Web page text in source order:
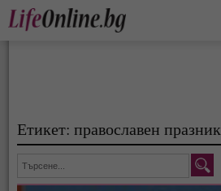
Етикет: православен празник